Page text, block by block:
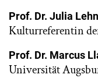
Prof. Dr. Julia
Kulturreferentin
Prof. Dr. Marcus
Universität